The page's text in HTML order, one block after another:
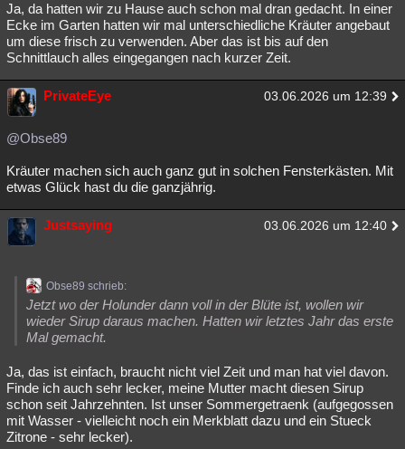
Ja, da hatten wir zu Hause auch schon mal dran gedacht. In einer
Ecke im Garten hatten wir mal unterschiedliche Kräuter angebaut
um diese frisch zu verwenden. Aber das ist bis auf den
Schnittlauch alles eingegangen nach kurzer Zeit.
PrivateEye 03.06.2026 um 12:39
@Obse89
Kräuter machen sich auch ganz gut in solchen Fensterkästen. Mit
etwas Glück hast du die ganzjährig.
Justsaying 03.06.2026 um 12:40
Obse89 schrieb:
Jetzt wo der Holunder dann voll in der Blüte ist, wollen wir
wieder Sirup daraus machen. Hatten wir letztes Jahr das erste
Mal gemacht.
Ja, das ist einfach, braucht nicht viel Zeit und man hat viel davon.
Finde ich auch sehr lecker, meine Mutter macht diesen Sirup
schon seit Jahrzehnten. Ist unser Sommergetraenk (aufgegossen
mit Wasser - vielleicht noch ein Merkblatt dazu und ein Stueck
Zitrone - sehr lecker).